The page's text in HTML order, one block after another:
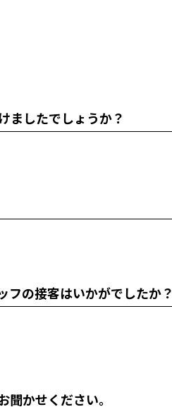
ましたでしょうか？
フの接客はいかがでしたか？
かせください。